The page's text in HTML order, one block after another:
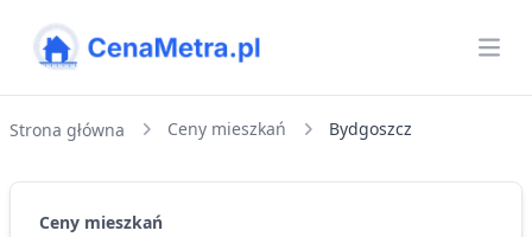
CenaMetra
Strona główna Ceny mieszkań Bydgoszcz
Ceny mieszkań